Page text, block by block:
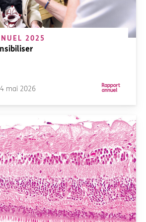
2025
4 mai 2026